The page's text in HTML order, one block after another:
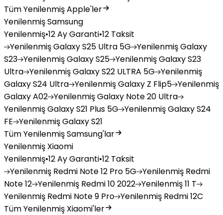
Tüm Yenilenmiş Apple'ler
Yenilenmiş Samsung
Yenilenmiş•12 Ay Garanti•12 Taksit
YenilenmişGalaxy S25 Ultra 5G YenilenmişGalaxy
S23 YenilenmişGalaxy S25 YenilenmişGalaxy S23
Ultra YenilenmişGalaxy S22 ULTRA 5G Yenilenmiş
Galaxy S24 Ultra YenilenmişGalaxy Z Flip5 Yenilenmiş
Galaxy A02 YenilenmişGalaxy Note 20 Ultra
YenilenmişGalaxy S21 Plus 5G YenilenmişGalaxy S24
FE YenilenmişGalaxy S21
Tüm Yenilenmiş Samsung'lar
Yenilenmiş Xiaomi
Yenilenmiş•12 Ay Garanti•12 Taksit
Yenilenmiş Redmi Note 12 Pro 5G Yenilenmiş Redmi
Note 12 Yenilenmiş Redmi 10 2022 Yenilenmiş11 T
Yenilenmiş Redmi Note 9 Pro Yenilenmiş Redmi 12C
Tüm Yenilenmiş Xiaomi'ler